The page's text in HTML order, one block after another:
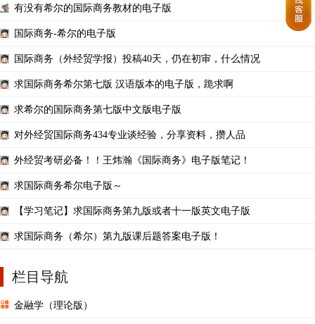
有没有希尔的国际商务教材的电子版
国际商务-希尔的电子版
国际商务（外经贸学报）投稿40天，仍在初审，什么情况
求国际商务希尔第七版 汉语版本的电子版，跪求啊
求希尔的国际商务第七版中文版电子版
对外经贸国际商务434专业谈经验，分享资料，攒人品
外经贸考研必备！！王炜瀚《国际商务》电子版笔记！
求国际商务希尔电子版～
【学习笔记】求国际商务第九版或者十一版英文电子版
求国际商务（希尔）第九版课后题答案电子版！
栏目导航
金融学（理论版）